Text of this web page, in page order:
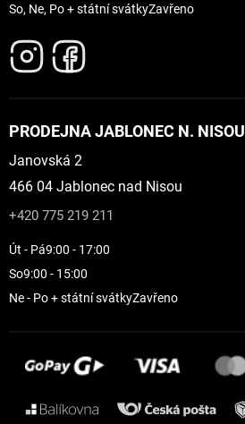
So, Ne, Po + státní svátkyZavřeno
PRODEJNA JABLONEC N. NISOU
Janovská 2
466 04 Jablonec nad Nisou
+420 775 219 211
Út - Pá9:00 - 17:00
So9:00 - 15:00
Ne - Po + státní svátkyZavřeno